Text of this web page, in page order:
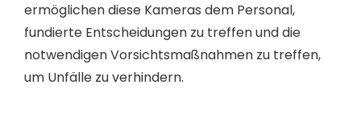
ermöglichen diese Kameras dem Personal,
fundierte Entscheidungen zu treffen und die
notwendigen Vorsichtsmaßnahmen zu treffen,
um Unfälle zu verhindern.